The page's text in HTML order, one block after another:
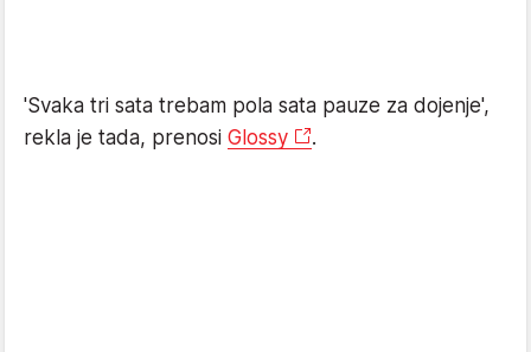
'Svaka tri sata trebam pola sata pauze za dojenje',
rekla je tada, prenosi Glossy .